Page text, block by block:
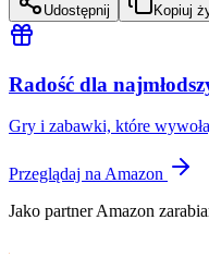
Udostępnij Kopiuj
Radość dla
Gry i zabawki, które
Przeglądaj na Amazon
Jako partner Amazon